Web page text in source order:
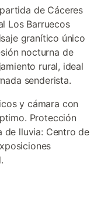
de Cáceres
Los Barruecos
granítico único
nocturna de
rural, ideal
senderista.
y cámara con
Protección
de lluvia: Centro de